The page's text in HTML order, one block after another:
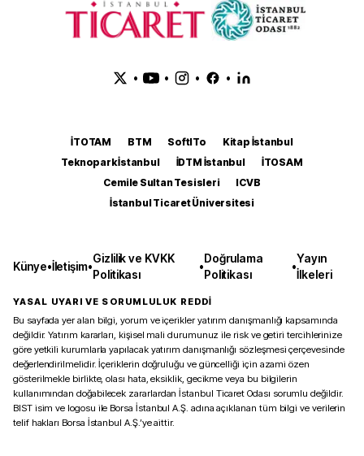
• • • •
İTOTAM BTM SoftITo
Kitap İstanbul
Teknopark İstanbul
İDTM İstanbul
İTOSAM
Cemile Sultan Tesisleri
ICVB
İstanbul Ticaret Üniversitesi
Künye•İletişim•
Gizlilik ve KVKK
Politikası
•
Doğrulama
Politikası
•
Yayın
İlkeleri
YASAL UYARI VE SORUMLULUK REDDİ
Bu sayfada yer alan bilgi, yorum ve içerikler yatırım danışmanlığı kapsamında
değildir. Yatırım kararları, kişisel mali durumunuz ile risk ve getiri tercihlerinize
göre yetkili kurumlarla yapılacak yatırım danışmanlığı sözleşmesi çerçevesinde
değerlendirilmelidir. İçeriklerin doğruluğu ve güncelliği için azami özen
gösterilmekle birlikte, olası hata, eksiklik, gecikme veya bu bilgilerin
kullanımından doğabilecek zararlardan İstanbul Ticaret Odası sorumlu değildir.
BIST isim ve logosu ile Borsa İstanbul A.Ş. adına açıklanan tüm bilgi ve verilerin
telif hakları Borsa İstanbul A.Ş.’ye aittir.